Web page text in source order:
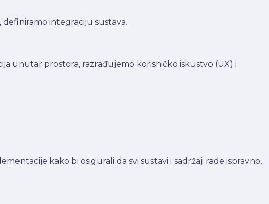
integraciju sustava.
unutar prostora, razrađujemo korisničko iskustvo (UX) i
kako bi osigurali da svi sustavi i sadržaji rade ispravno,